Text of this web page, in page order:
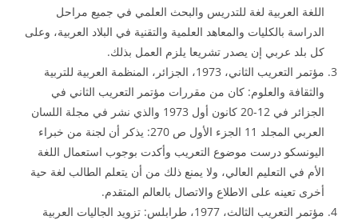
اللغة العربية لغة للتدريس والبحث العلمي في جميع مراحل
الدراسة بالكليات والمعاهد العلمية والتقنية في البلاد العربية، وعلى
كل بلد عربي إن يصدر تشريعا يلزم العمل بذلك.
مؤتمر التعريب الثاني، 1973، الجزائر، المنظمة العربية للتربية
والثقافة والعلوم: كان من مقررات مؤتمر التعريب الثاني في
الجزائر في 12-20 كانون أول 1973 والذي نشر في مجلة اللسان
العربي المجلد 11 الجزء الأول ص 270: يذكر أن لجنة من خبراء
اليونسكو درست موضوع التعريب وأكدت بوجوب استعمال اللغة
الأم في التعليم العالي، ولا يمنع ذلك من أن يتعلم الطالب لغة حية
أخرى تعينه على الاطلاع والاتصال بالعالم المتقدم.
مؤتمر التعريب الثالث، 1977، طرابلس: تزويد الجاليات العربية